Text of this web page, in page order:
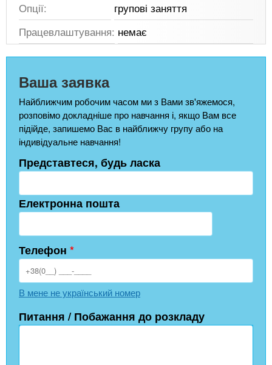
Опції:
групові заняття
Працевлаштування: немає
Ваша заявка
Найближчим робочим часом ми з Вами зв'яжемося,
розповімо докладніше про навчання і, якщо Вам все
підійде, запишемо Вас в найближчу групу або на
індивідуальне навчання!
Представтеся, будь ласка
Електронна пошта
Телефон *
В мене не український номер
Питання / Побажання до розкладу